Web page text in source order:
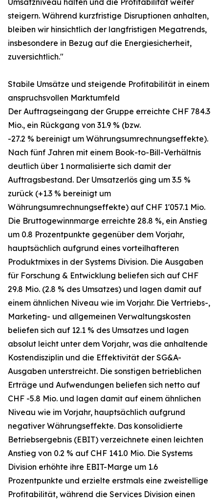
Umsatzniveau halten und die Profitabilität weiter
steigern. Während kurzfristige Disruptionen anhalten,
bleiben wir hinsichtlich der langfristigen Megatrends,
insbesondere in Bezug auf die Energiesicherheit,
zuversichtlich."
Stabile Umsätze und steigende Profitabilität in einem
anspruchsvollen Marktumfeld
Der Auftragseingang der Gruppe erreichte CHF 784.3
Mio., ein Rückgang von 31.9 % (bzw.
-27.2 % bereinigt um Währungsumrechnungseffekte).
Nach fünf Jahren mit einem Book-to-Bill-Verhältnis
deutlich über 1 normalisierte sich damit der
Auftragsbestand. Der Umsatzerlös ging um 3.5 %
zurück (+1.3 % bereinigt um
Währungsumrechnungseffekte) auf CHF 1'057.1 Mio.
Die Bruttogewinnmarge erreichte 28.8 %, ein Anstieg
um 0.8 Prozentpunkte gegenüber dem Vorjahr,
hauptsächlich aufgrund eines vorteilhafteren
Produktmixes in der Systems Division. Die Ausgaben
für Forschung & Entwicklung beliefen sich auf CHF
29.8 Mio. (2.8 % des Umsatzes) und lagen damit auf
einem ähnlichen Niveau wie im Vorjahr. Die Vertriebs-,
Marketing- und allgemeinen Verwaltungskosten
beliefen sich auf 12.1 % des Umsatzes und lagen
absolut leicht unter dem Vorjahr, was die anhaltende
Kostendisziplin und die Effektivität der SG&A-
Ausgaben unterstreicht. Die sonstigen betrieblichen
Erträge und Aufwendungen beliefen sich netto auf
CHF -5.8 Mio. und lagen damit auf einem ähnlichen
Niveau wie im Vorjahr, hauptsächlich aufgrund
negativer Währungseffekte. Das konsolidierte
Betriebsergebnis (EBIT) verzeichnete einen leichten
Anstieg von 0.2 % auf CHF 141.0 Mio. Die Systems
Division erhöhte ihre EBIT-Marge um 1.6
Prozentpunkte und erzielte erstmals eine zweistellige
Profitabilität, während die Services Division einen